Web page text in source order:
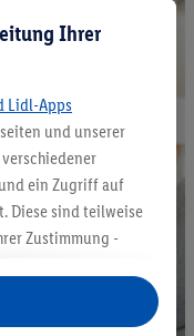
Ihrer
Lidl-Apps
und unserer
ein Zugriff auf
Diese sind teilweise
Zustimmung -
IAB TCF